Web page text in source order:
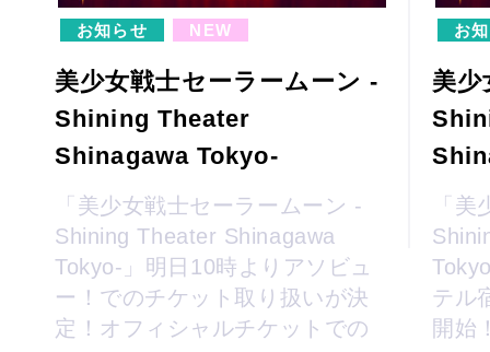
お知らせ NEW
美少女戦士セーラームーン -
Shining Theater
Shinagawa Tokyo-
「美少女戦士セーラームーン -
Shining Theater Shinagawa
Tokyo-」明日10時よりアソビュ
ー！でのチケット取り扱いが決
定！オフィシャルチケットでの
お
美
「
テル
開始